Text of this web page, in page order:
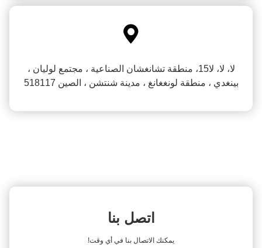

لا، لا، لا15، منطقة تشانغشان الصناعية ، مجتمع لوليان ،
بينغدي ، منطقة لونغغانغ ، مدينة شنتشن ، الصين 518117
اتصل بنا
يمكنك الاتصال بنا في أي وقت!